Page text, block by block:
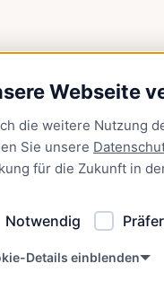
Webseite
die weitere Nutzung
Sie unsere
für die Zukunft in
Notwendig
Details einblenden